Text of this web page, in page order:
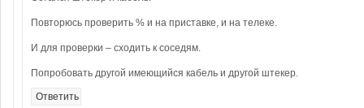
Повторюсь проверить % и на приставке, и на телеке.
И для проверки – сходить к соседям.
Попробовать другой имеющийся кабель и другой штекер.
Ответить